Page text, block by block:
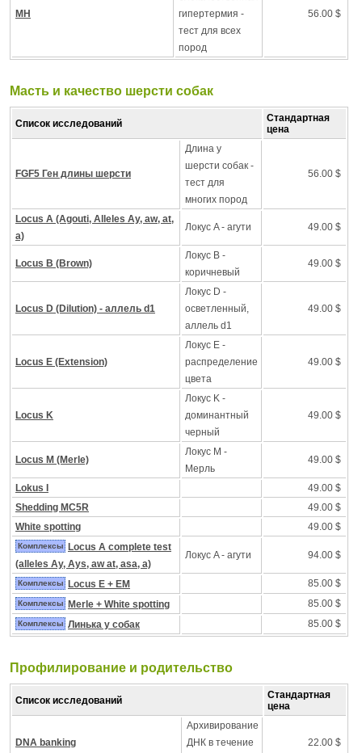
MH
гипертермия -
тест для всех
пород
56.00 $
Масть и качество шерсти собак
Список исследований
Стандартная
цена
FGF5 Ген длины шерсти
Длина у
шерсти собак -
тест для
многих пород
56.00 $
Locus A (Agouti, Alleles Ay, aw, at,
a)
Локус A - агути 49.00 $
Locus B (Brown)
Локус B -
коричневый
49.00 $
Locus D (Dilution) - аллель d1
Локус D -
осветленный,
аллель d1
49.00 $
Locus E (Extension)
Локус Е -
распределение
цвета
49.00 $
Locus K
Локус K -
доминантный
черный
49.00 $
Locus M (Merle)
Локус M -
Mерль
49.00 $
Lokus I
49.00 $
Shedding MC5R
49.00 $
White spotting
49.00 $
Комплексы
Locus A complete test
(alleles Ay, Ays, aw at, asa, a)
Локус A - агути 94.00 $
Комплексы Locus E + EM 85.00 $
Комплексы Merle + White spotting 85.00 $
Комплексы Линька у собак 85.00 $
Профилирование и pодительство
Список исследований
Стандартная
цена
DNA banking
Архивирование
ДНК в течение
22.00 $